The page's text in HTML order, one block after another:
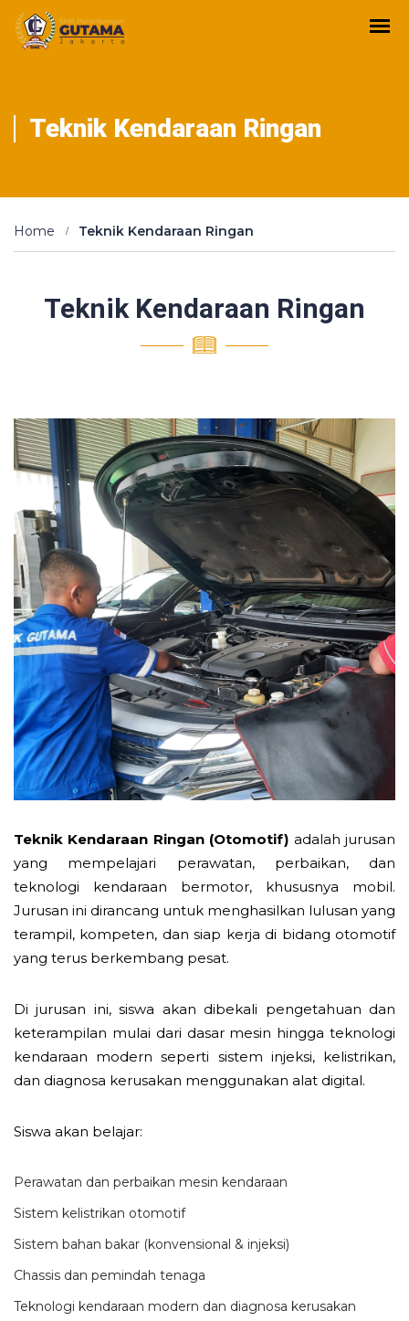
Teknik Kendaraan Ringan
Home Teknik Kendaraan Ringan
Teknik Kendaraan Ringan
Teknik Kendaraan Ringan (Otomotif) adalah jurusan
yang mempelajari perawatan, perbaikan, dan
teknologi kendaraan bermotor, khususnya mobil.
Jurusan ini dirancang untuk menghasilkan lulusan yang
terampil, kompeten, dan siap kerja di bidang otomotif
yang terus berkembang pesat.
Di jurusan ini, siswa akan dibekali pengetahuan dan
keterampilan mulai dari dasar mesin hingga teknologi
kendaraan modern seperti sistem injeksi, kelistrikan,
dan diagnosa kerusakan menggunakan alat digital.
Siswa akan belajar:
Perawatan dan perbaikan mesin kendaraan
Sistem kelistrikan otomotif
Sistem bahan bakar (konvensional & injeksi)
Chassis dan pemindah tenaga
Teknologi kendaraan modern dan diagnosa kerusakan